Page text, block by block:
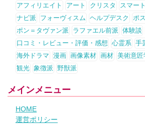
アフィリエイト
アート クリスタ スマー
ナビ派
フォーヴィスム ヘルプデスク
ポ
ポン＝タヴァン派
ラファエル前派 体験談
口コミ・レビュー・評価・感想 心霊系 手
海外ドラマ 漫画 画像素材 画材 美術意匠
観光 象徴派 野獣派
メインメニュー
HOME
運営ポリシー